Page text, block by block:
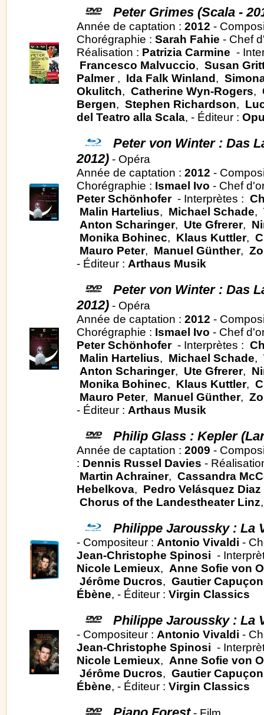
Peter Grimes (Scala -
Année de captation : 2012 -
Chorégraphie : Sarah Fahie - Chef
Réalisation : Patrizia Carmine -
Francesco Malvuccio, Susan
Palmer , Ida Falk Winland ,
Okulitch, Catherine Wyn-Rogers,
Bergen, Stephen Richardson,
del Teatro alla Scala, - Éditeur :
Peter von Winter : Das
2012) - Opéra
Année de captation : 2012 -
Chorégraphie : Ismael Ivo - Chef
Peter Schönhofer- Interprètes :
Malin Hartelius, Michael Schade,
Anton Scharinger, Ute Gfrerer,
Monika Bohinec, Klaus Kuttler,
Mauro Peter, Manuel Günther,
- Éditeur : Arthaus Musik
Peter von Winter : Das
2012) - Opéra
Année de captation : 2012 -
Chorégraphie : Ismael Ivo - Chef
Peter Schönhofer- Interprètes :
Malin Hartelius, Michael Schade,
Anton Scharinger, Ute Gfrerer,
Monika Bohinec, Klaus Kuttler,
Mauro Peter, Manuel Günther,
- Éditeur : Arthaus Musik
Philip Glass : Kepler
Année de captation : 2009 -
: Dennis Russel Davies -
Martin Achrainer, Cassandra
Hebelkova, Pedro Velásquez Diaz
Chorus of the Landestheater Linz
Philippe Jaroussky : La
- Compositeur : Antonio Vivaldi -
Jean-Christophe Spinosi -
Nicole Lemieux, Anne Sofie von
Jérôme Ducros, Gautier Capuçon
Ébène, - Éditeur : Virgin Classics
Philippe Jaroussky : La
- Compositeur : Antonio Vivaldi -
Jean-Christophe Spinosi -
Nicole Lemieux, Anne Sofie von
Jérôme Ducros, Gautier Capuçon
Ébène, - Éditeur : Virgin Classics